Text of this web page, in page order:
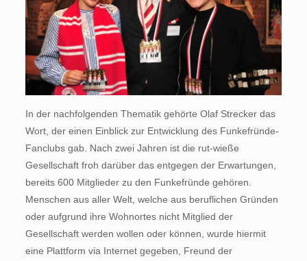
In der nachfolgenden Thematik gehörte Olaf Strecker das
Wort, der einen Einblick zur Entwicklung des Funkefründe-
Fanclubs gab. Nach zwei Jahren ist die rut-wieße
Gesellschaft froh darüber das entgegen der Erwartungen,
bereits 600 Mitglieder zu den Funkefründe gehören.
Menschen aus aller Welt, welche aus beruflichen Gründen
oder aufgrund ihre Wohnortes nicht Mitglied der
Gesellschaft werden wollen oder können, wurde hiermit
eine Plattform via Internet gegeben, Freund der